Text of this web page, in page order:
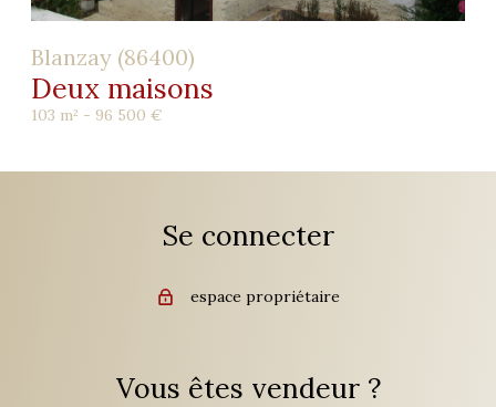
Blanzay (86400)
Deux maisons
103 m² - 96 500 €
Se connecter
espace propriétaire
Vous êtes vendeur ?